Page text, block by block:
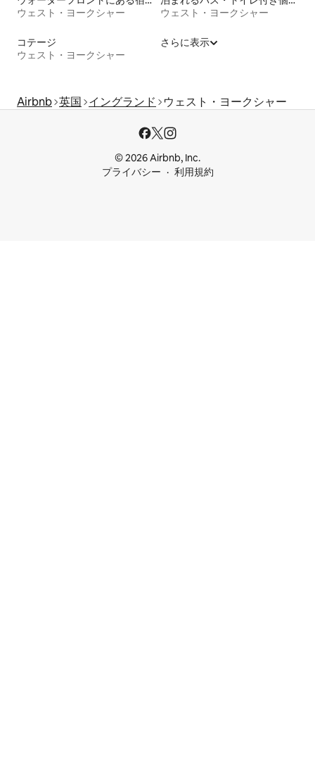
ウェスト・ヨークシャー
ウェスト・ヨークシャー
コテージ
ウェスト・ヨークシャー
さらに表示
Airbnb 英国 イングランド ウェスト・ヨークシャー
© 2026 Airbnb, Inc.
プライバシー
利用規約